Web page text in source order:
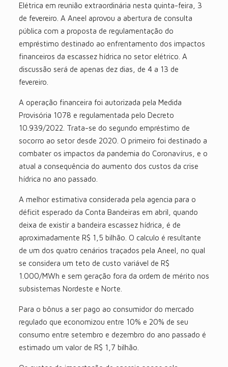
Elétrica em reunião extraordinária nesta quinta-feira, 3
de fevereiro. A Aneel aprovou a abertura de consulta
pública com a proposta de regulamentação do
empréstimo destinado ao enfrentamento dos impactos
financeiros da escassez hídrica no setor elétrico. A
discussão será de apenas dez dias, de 4 a 13 de
fevereiro.
A operação financeira foi autorizada pela Medida
Provisória 1078 e regulamentada pelo Decreto
10.939/2022. Trata-se do segundo empréstimo de
socorro ao setor desde 2020. O primeiro foi destinado a
combater os impactos da pandemia do Coronavírus, e o
atual a consequência do aumento dos custos da crise
hídrica no ano passado.
A melhor estimativa considerada pela agencia para o
déficit esperado da Conta Bandeiras em abril, quando
deixa de existir a bandeira escassez hídrica, é de
aproximadamente R$ 1,5 bilhão. O calculo é resultante
de um dos quatro cenários traçados pela Aneel, no qual
se considera um teto de custo variável de R$
1.000/MWh e sem geração fora da ordem de mérito nos
subsistemas Nordeste e Norte.
Para o bônus a ser pago ao consumidor do mercado
regulado que economizou entre 10% e 20% de seu
consumo entre setembro e dezembro do ano passado é
estimado um valor de R$ 1,7 bilhão.